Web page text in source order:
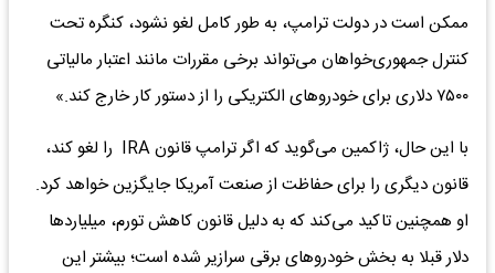
ممکن است در دولت ترامپ، به طور کامل لغو نشود، کنگره تحت
کنترل جمهوری‌خواهان می‌تواند برخی مقررات مانند اعتبار مالیاتی
۷۵۰۰ دلاری برای خودروهای الکتریکی را از دستور کار خارج کند.»
با این حال، ژاکمین می‌‌‌گوید که اگر ترامپ قانون IRA را لغو کند،
قانون دیگری را برای حفاظت از صنعت آمریکا جایگزین خواهد کرد.
او همچنین تاکید می‌کند که به دلیل قانون کاهش تورم، میلیاردها
دلار قبلا به بخش خودروهای برقی سرازیر شده است؛ بیشتر این